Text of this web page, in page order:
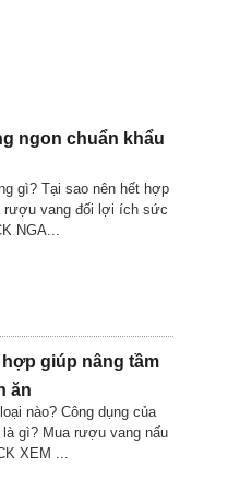
ngon chuẩn khẩu
gì? Tại sao nên hết hợp
rượu vang đối lợi ích sức
NGA...
giúp nâng tầm
ăn
nào? Công dụng của
gì? Mua rượu vang nấu
XEM ...